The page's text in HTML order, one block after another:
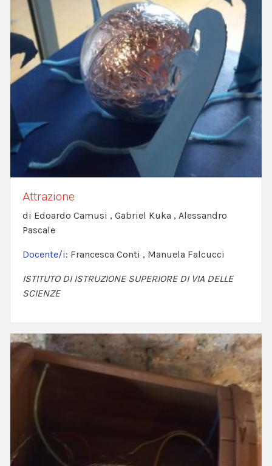
Attrazione
di Edoardo Camusi , Gabriel Kuka , Alessandro
Pascale
Docente/i: Francesca Conti , Manuela Falcucci
ISTITUTO DI ISTRUZIONE SUPERIORE DI VIA DELLE
SCIENZE